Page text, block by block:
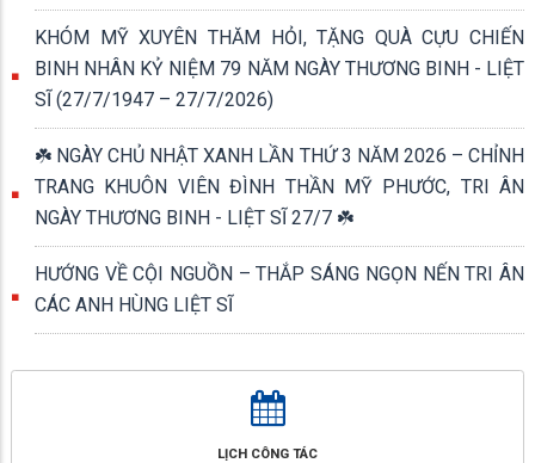
KHÓM MỸ XUYÊN THĂM HỎI, TẶNG QUÀ CỰU CHIẾN
BINH NHÂN KỶ NIỆM 79 NĂM NGÀY THƯƠNG BINH - LIỆT
SĨ (27/7/1947 – 27/7/2026)
☘️ NGÀY CHỦ NHẬT XANH LẦN THỨ 3 NĂM 2026 – CHỈNH
TRANG KHUÔN VIÊN ĐÌNH THẦN MỸ PHƯỚC, TRI ÂN
NGÀY THƯƠNG BINH - LIỆT SĨ 27/7 ☘️
HƯỚNG VỀ CỘI NGUỒN – THẮP SÁNG NGỌN NẾN TRI ÂN
CÁC ANH HÙNG LIỆT SĨ
LỊCH CÔNG TÁC